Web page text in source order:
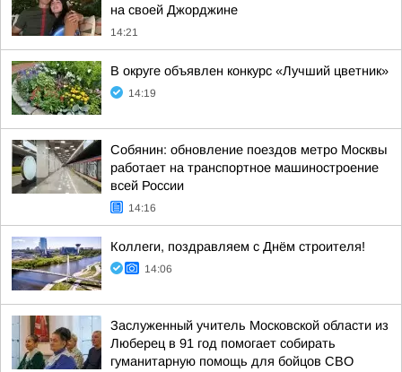
на своей Джорджине
14:21
В округе объявлен конкурс «Лучший цветник»
14:19
Собянин: обновление поездов метро Москвы
работает на транспортное машиностроение
всей России
14:16
Коллеги, поздравляем с Днём строителя!
14:06
Заслуженный учитель Московской области из
Люберец в 91 год помогает собирать
гуманитарную помощь для бойцов СВО